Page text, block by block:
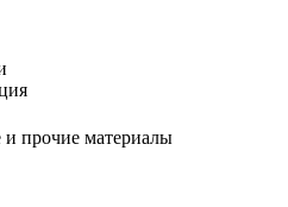
прочие материалы